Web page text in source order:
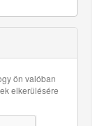
ön valóban
elkerülésére